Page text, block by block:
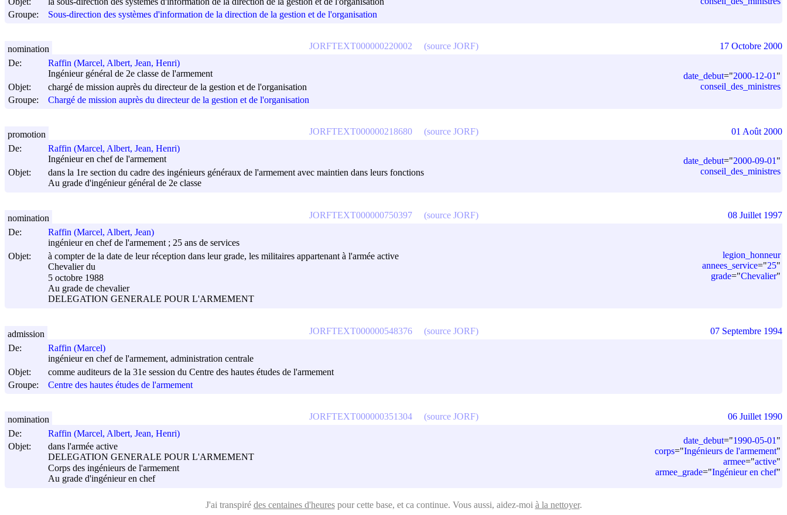
Groupe:
Sous-direction des systèmes d'information de la direction de la gestion et de l'organisation
De:
Raffin (Marcel, Albert, Jean, Henri)
Ingénieur général de 2e classe de l'armement
Objet:
chargé de mission auprès du directeur de la gestion et de l'organisation
Groupe:
Chargé de mission auprès du directeur de la gestion et de l'organisation
date_debut="2000-12-01 "
conseil_des_ministres
JORFTEXT000000220002 (source JORF)
nomination 17 Octobre 2000
De:
Raffin (Marcel, Albert, Jean, Henri)
Ingénieur en chef de l'armement
Objet:
dans la 1re section du cadre des ingénieurs généraux de l'armement avec maintien dans leurs fonctions
Au grade d'ingénieur général de 2e classe
date_debut="2000-09-01 "
conseil_des_ministres
JORFTEXT000000218680 (source JORF)
promotion 01 Août 2000
De:
Raffin (Marcel, Albert, Jean)
ingénieur en chef de l'armement ; 25 ans de services
Objet:
à compter de la date de leur réception dans leur grade, les militaires appartenant à l'armée active
Chevalier du
5 octobre 1988
Au grade de chevalier
DELEGATION GENERALE POUR L'ARMEMENT
legion_honneur
annees_service="25"
grade="Chevalier"
JORFTEXT000000750397 (source JORF)
nomination 08 Juillet 1997
De:
Raffin (Marcel)
ingénieur en chef de l'armement, administration centrale
Objet:
comme auditeurs de la 31e session du Centre des hautes études de l'armement
Groupe:
Centre des hautes études de l'armement
JORFTEXT000000548376 (source JORF)
admission 07 Septembre 1994
De:
Raffin (Marcel, Albert, Jean, Henri)
Objet:
dans l'armée active
DELEGATION GENERALE POUR L'ARMEMENT
Corps des ingénieurs de l'armement
Au grade d'ingénieur en chef
date_debut="1990-05-01 "
corps="Ingénieurs de l'armement"
armee="active"
armee_grade="Ingénieur en chef"
JORFTEXT000000351304 (source JORF)
nomination 06 Juillet 1990
J'ai transpiré des centaines d'heurespour cette base, et ca continue. Vous aussi, aidez-moi à la nettoyer.